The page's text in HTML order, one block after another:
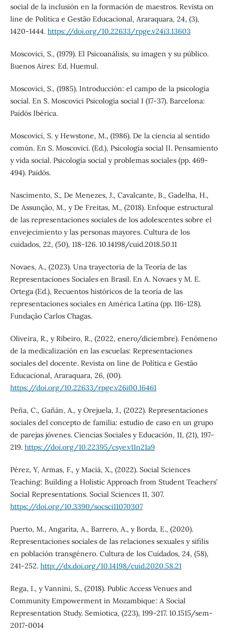
social de la inclusión en la formación de maestros. Revista on
line de Política e Gestão Educacional, Araraquara, 24, (3),
1420-1444. https://doi.org/10.22633/rpge.v24i3.13603
Moscovici, S., (1979). El Psicoanálisis, su imagen y su público.
Buenos Aires: Ed. Huemul.
Moscovici, S., (1985). Introducción: el campo de la psicología
social. En S. Moscovici Psicología social I (17-37). Barcelona:
Paidós Ibérica.
Moscovici, S. y Hewstone, M., (1986). De la ciencia al sentido
común. En S. Moscovici. (Ed.), Psicología social II. Pensamiento
y vida social. Psicología social y problemas sociales (pp. 469-
494). Paidós.
Nascimento, S., De Menezes, J., Cavalcante, B., Gadelha, H.,
De Assunção, M., y De Freitas, M., (2018). Enfoque estructural
de las representaciones sociales de los adolescentes sobre el
envejecimiento y las personas mayores. Cultura de los
cuidados, 22, (50), 118-126. 10.14198/cuid.2018.50.11
Novaes, A., (2023). Una trayectoria de la Teoría de las
Representaciones Sociales en Brasil. En A. Novaes y M. E.
Ortega (Ed.), Recuentos históricos de la teoría de las
representaciones sociales en América Latina (pp. 116-128).
Fundação Carlos Chagas.
Oliveira, R., y Ribeiro, R., (2022, enero/diciembre). Fenómeno
de la medicalización en las escuelas: Representaciones
sociales del docente. Revista on line de Política e Gestão
Educacional, Araraquara, 26, (00).
https://doi.org/10.22633/rpge.v26i00.16461
Peña, C., Gañán, A., y Orejuela, J., (2022). Representaciones
sociales del concepto de familia: estudio de caso en un grupo
de parejas jóvenes. Ciencias Sociales y Educación, 11, (21), 197-
219. https://doi.org/10.22395/csye.v11n21a9
Pérez, Y, Armas, F., y Maciá, X., (2022). Social Sciences
Teaching: Building a Holistic Approach from Student Teachers’
Social Representations. Social Sciences 11, 307.
https://doi.org/10.3390/socsci11070307
Puerto, M., Angarita, A., Barrero, A., y Borda, E., (2020).
Representaciones sociales de las relaciones sexuales y sífilis
en población transgénero. Cultura de los Cuidados, 24, (58),
241-252. http://dx.doi.org/10.14198/cuid.2020.58.21
Rega, I., y Vannini, S., (2018). Public Access Venues and
Community Empowerment in Mozambique: A Social
Representation Study. Semiotica, (223), 199-217. 10.1515/sem-
2017-0014